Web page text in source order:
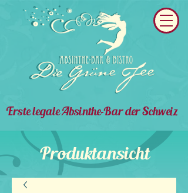
Erste legale Absinthe-Bar der Schweiz
Produktansicht